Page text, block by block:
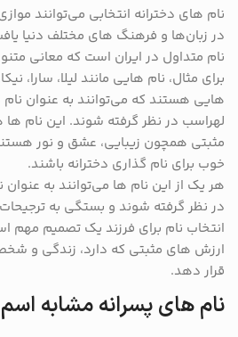
نام های دخترانه انتخابی می‌توانند
در زبان‌ها و فرهنگ ‌های مختلف دنیا
نام متداول در ایران است که معانی
برای مثال، نام هایی مانند لیلا، سارا،
هایی هستند که می‌توانند به عنوان
لهراسب در نظر گرفته شوند. این نام
مثبتی همچون زیبایی، عشق و نور
خوب برای نام گذاری دخترانه باشند.
هر یک از این نام ها می‌توانند به عنوان
در نظر گرفته شوند و بستگی به ترجیحات
انتخاب نام برای فرزند یک تصمیم مهم
ارزش‌ های مثبتی که دارد، زندگی و
قرار دهد.
نام های پسرانه مشابه